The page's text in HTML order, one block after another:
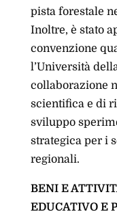
pista forestale
Inoltre, è stato
convenzione
l’Università
collaborazione
scientifica e di
sviluppo
strategica per i
regionali.
BENI E
EDUCATIVO E